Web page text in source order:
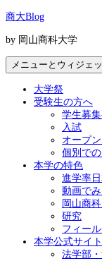
コ
テ
ツ
商大Blog
by 岡山商科大学
メニューとウィジェ
大学祭
受験生の方へ
学生募
入試
オープ
個別で
本学の特色
進学率
動画で
岡山商
研究
フィー
本学公式サイト
法学部